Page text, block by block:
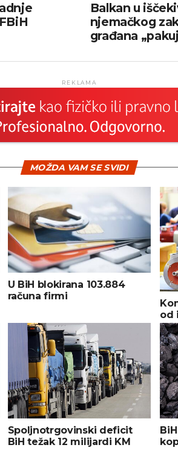
Balkan u
njemačkog
građana
REKLAMA
MOŽDA VAM SE SVIDI
U BiH blokirana 103.884
računa firmi
od
Spoljnotrgovinski deficit
BiH težak 12 milijardi KM